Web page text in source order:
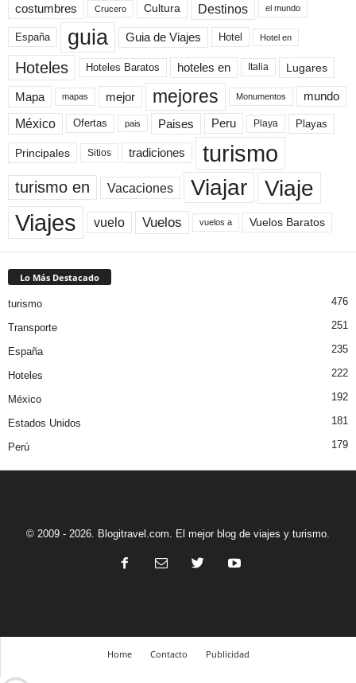
costumbres Crucero Cultura Destinos el mundo
España guia Guia de Viajes Hotel Hotel en
Hoteles Hoteles Baratos hoteles en Italia Lugares
Mapa mapas mejor mejores Monumentos mundo
México Ofertas pais Paises Peru Playa Playas
Principales Sitios tradiciones turismo
turismo en Vacaciones Viajar Viaje
Viajes vuelo Vuelos vuelos a Vuelos Baratos
Lo Más Destacado
turismo 476
Transporte 251
España 235
Hoteles 222
México 192
Estados Unidos 181
Perú 179
© 2009 - 2026. Blogitravel.com. El mejor blog de viajes y turismo.
Home Contacto Publicidad